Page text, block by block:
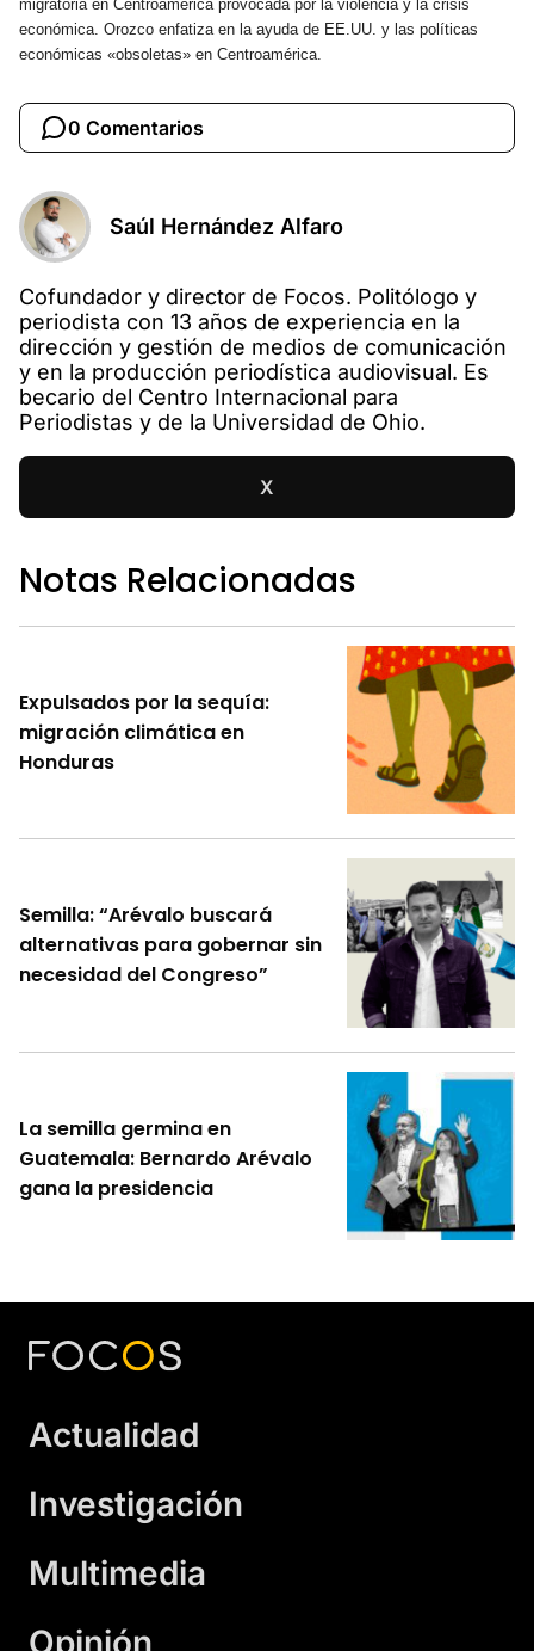
migratoria en Centroamérica provocada por la violencia y la crisis
económica. Orozco enfatiza en la ayuda de EE.UU. y las políticas
económicas «obsoletas» en Centroamérica.
0 Comentarios
Saúl Hernández Alfaro
Cofundador y director de Focos. Politólogo y
periodista con 13 años de experiencia en la
dirección y gestión de medios de comunicación
y en la producción periodística audiovisual. Es
becario del Centro Internacional para
Periodistas y de la Universidad de Ohio.
X
Notas Relacionadas
Expulsados por la sequía:
migración climática en
Honduras
Semilla: “Arévalo buscará
alternativas para gobernar sin
necesidad del Congreso”
La semilla germina en
Guatemala: Bernardo Arévalo
gana la presidencia
Actualidad
Investigación
Multimedia